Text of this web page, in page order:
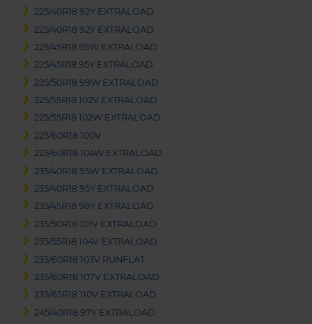
225/40R18 92Y EXTRALOAD
225/40R18 92Y EXTRALOAD
225/45R18 95W EXTRALOAD
225/45R18 95Y EXTRALOAD
225/50R18 99W EXTRALOAD
225/55R18 102V EXTRALOAD
225/55R18 102W EXTRALOAD
225/60R18 100V
225/60R18 104W EXTRALOAD
235/40R18 95W EXTRALOAD
235/40R18 95Y EXTRALOAD
235/45R18 98Y EXTRALOAD
235/50R18 101V EXTRALOAD
235/55R18 104V EXTRALOAD
235/60R18 103V RUNFLAT
235/60R18 107V EXTRALOAD
235/65R18 110V EXTRALOAD
245/40R18 97Y EXTRALOAD